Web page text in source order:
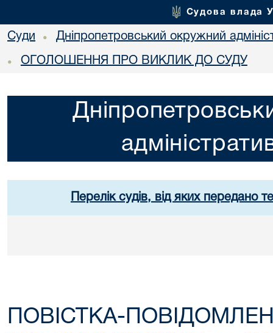
Судова влада
Суди • Дніпропетровський окружний
• ОГОЛОШЕННЯ ПРО ВИКЛИК ДО СУДУ
Перелік судів, від яких передано
ПОВІСТКА-